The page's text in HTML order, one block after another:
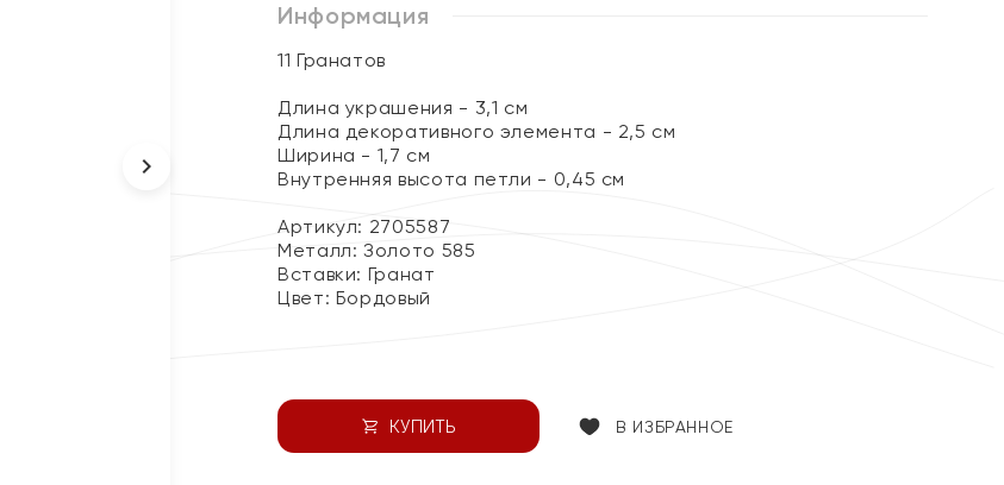
Информация
11 Гранатов
Длина украшения - 3,1 см
Длина декоративного элемента - 2,5 см
Ширина - 1,7 см
Внутренняя высота петли - 0,45 см
Артикул: 2705587
Металл:Золото 585
Вставки: Гранат
Цвет: Бордовый
КУПИТЬ В ИЗБРАННОЕ